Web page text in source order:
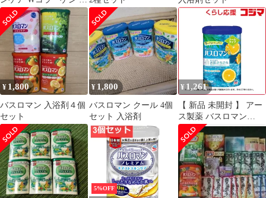
トラスフローラルの香
り 600g 保湿 薬用 入浴
剤 バスソルト 粉末入浴
剤 医薬部外品
¥ 1,800
バスロマン 入浴剤４個
セット
¥ 1,800
バスロマン クール 4個
セット 入浴剤
¥ 1,261
【 新品 未開封 】 アー
ス製薬 バスロマン
CLEAR(クリア) クール
未使用 送料無料
5%OFF